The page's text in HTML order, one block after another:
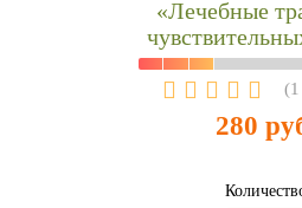
«Лечебные
(1
280